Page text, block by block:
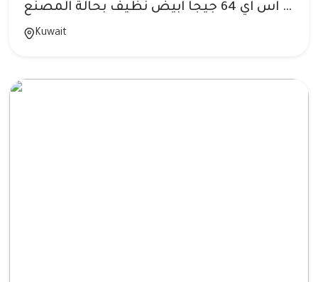
البدل ايفون اس اي 64 جيجا ابيض نظيف بحالة المصنع
Kuwait